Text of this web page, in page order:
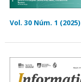
Vol. 30 Núm. 1 (2025)